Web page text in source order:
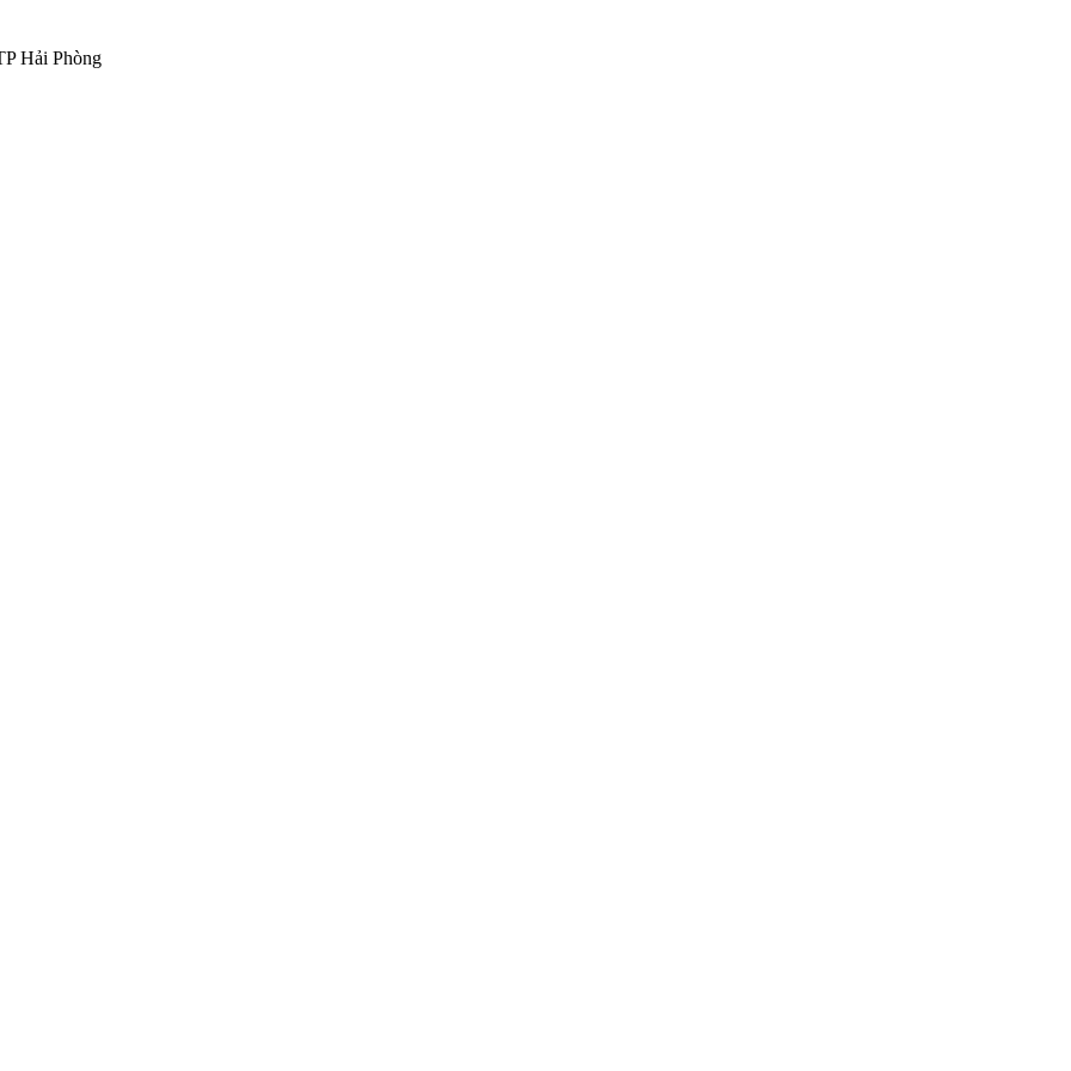
Hải Phòng